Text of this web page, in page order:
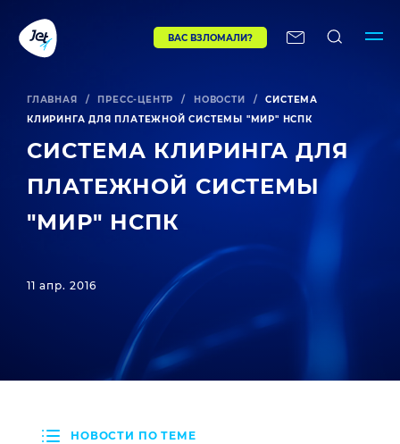
ВАС ВЗЛОМАЛИ?
ГЛАВНАЯ / ПРЕСС-ЦЕНТР / НОВОСТИ /
СИСТЕМА
КЛИРИНГА ДЛЯ ПЛАТЕЖНОЙ СИСТЕМЫ "МИР" НСПК
СИСТЕМА КЛИРИНГА ДЛЯ
ПЛАТЕЖНОЙ СИСТЕМЫ
"МИР" НСПК
11 апр. 2016
НОВОСТИ ПО ТЕМЕ